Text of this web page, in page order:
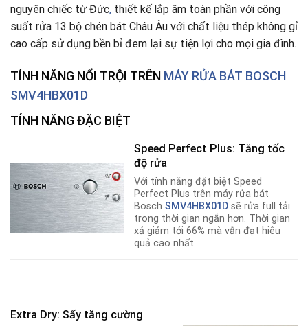
nguyên chiếc từ Đức, thiết kế lắp âm toàn phần với công
suất rửa 13 bộ chén bát Châu Âu với chất liệu thép không gỉ
cao cấp sử dụng bền bỉ đem lại sự tiện lợi cho mọi gia đình.
TÍNH NĂNG NỔI TRỘI TRÊN MÁY RỬA BÁT BOSCH
SMV4HBX01D
TÍNH NĂNG ĐẶC BIỆT
Speed Perfect Plus: Tăng tốc
độ rửa
Với tính năng đặt biệt Speed
Perfect Plus trên máy rửa bát
BoschSMV4HBX01D sẽ rửa full tải
trong thời gian ngắn hơn. Thời gian
xả giảm tới 66% mà vẫn đạt hiêu
quả cao nhất.
Extra Dry: Sấy tăng cường